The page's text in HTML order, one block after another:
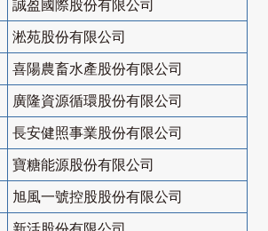
誠盈國際股份有限公司
淞苑股份有限公司
喜陽農畜水產股份有限公司
廣隆資源循環股份有限公司
長安健照事業股份有限公司
寶糖能源股份有限公司
旭風一號控股股份有限公司